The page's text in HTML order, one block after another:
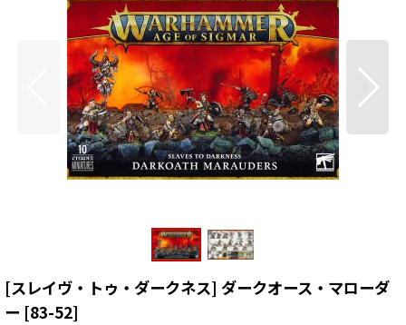
[スレイヴ・トゥ・ダークネス] ダークオース・マローダ
ー [83-52]